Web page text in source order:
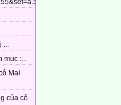
...
mục :...
Mai
của cô.